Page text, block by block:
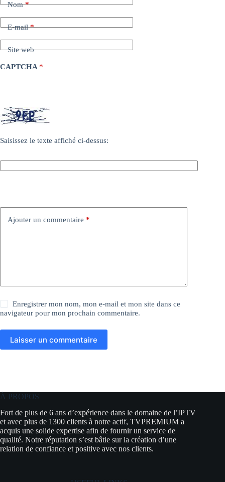
Nom*
E-mail*
Site web
CAPTCHA *
Saisissez le texte affiché ci-dessus:
Ajouter un commentaire *
Enregistrer mon nom, mon e-mail et mon site dans ce
navigateur pour mon prochain commentaire.
Laisser un commentaire
À PROPOS
Fort de plus de 6 ans d’expérience dans le domaine de l’IPTV
et avec plus de 1300 clients à notre actif, TVPREMIUM a
acquis une solide expertise afin de fournir un service de
qualité. Notre réputation s’est bâtie sur la création d’une
relation de confiance et positive avec nos clients.